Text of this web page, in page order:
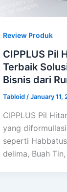
Review Produk
CIPPLUS Pil
Terbaik
Bisnis dari
Tabloid /January 11,
CIPPLUS Pil
yang
seperti
delima, Buah